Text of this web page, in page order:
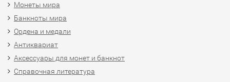
Монеты мира
Банкноты мира
Ордена и медали
Антиквариат
Аксессуары для монет и банкнот
Справочная литература